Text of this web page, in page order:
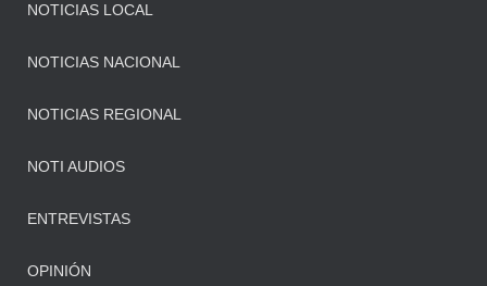
NOTICIAS LOCAL
NOTICIAS NACIONAL
NOTICIAS REGIONAL
NOTI AUDIOS
ENTREVISTAS
OPINIÓN